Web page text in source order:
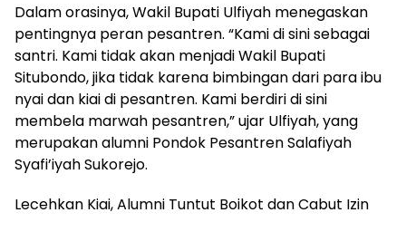
Dalam orasinya, Wakil Bupati Ulfiyah menegaskan
pentingnya peran pesantren. “Kami di sini sebagai
santri. Kami tidak akan menjadi Wakil Bupati
Situbondo, jika tidak karena bimbingan dari para ibu
nyai dan kiai di pesantren. Kami berdiri di sini
membela marwah pesantren,” ujar Ulfiyah, yang
merupakan alumni Pondok Pesantren Salafiyah
Syafi’iyah Sukorejo.
Lecehkan Kiai, Alumni Tuntut Boikot dan Cabut Izin